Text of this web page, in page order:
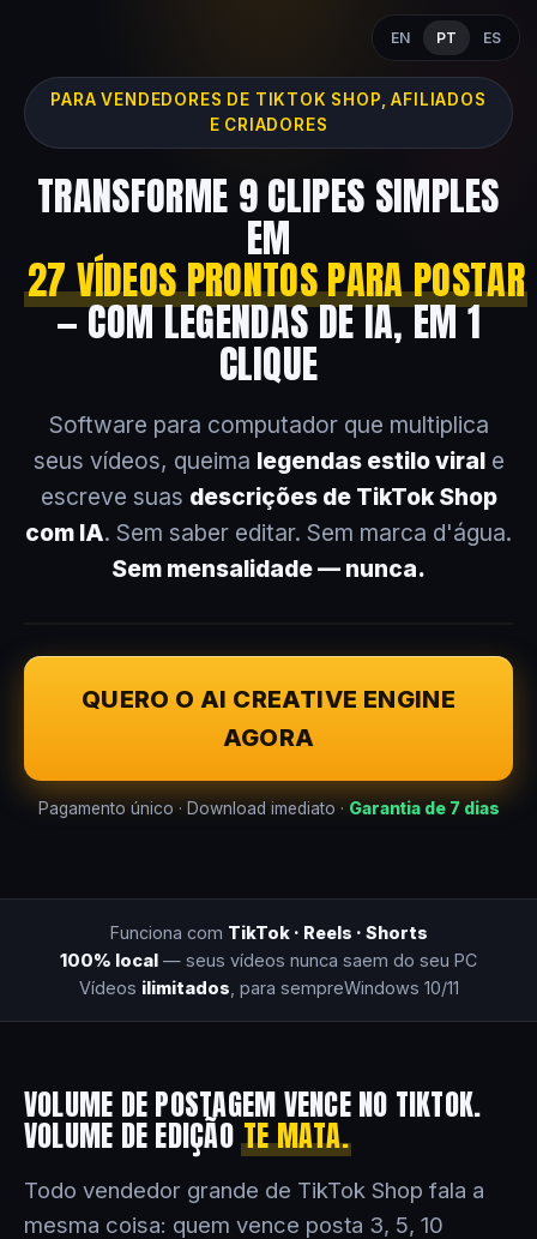
EN PT ES
PARA VENDEDORES DE TIKTOK SHOP, AFILIADOS
E CRIADORES
TRANSFORME 9 CLIPES SIMPLES
EM
27 VÍDEOS PRONTOS PARA POSTAR
— COM LEGENDAS DE IA, EM 1
CLIQUE
Software para computador que multiplica
seus vídeos, queima legendas estilo virale
escreve suas descrições de TikTok Shop
com IA. Sem saber editar. Sem marca d'água.
Sem mensalidade — nunca.
QUERO O AI CREATIVE ENGINE
AGORA
Pagamento único · Download imediato · Garantia de 7 dias
Funciona com TikTok · Reels · Shorts
100% local — seus vídeos nunca saem do seu PC
Vídeos ilimitados , para sempreWindows 10/11
VOLUME DE POSTAGEM VENCE NO TIKTOK.
VOLUME DE EDIÇÃOTE MATA.
Todo vendedor grande de TikTok Shop fala a
mesma coisa: quem vence posta 3, 5, 10